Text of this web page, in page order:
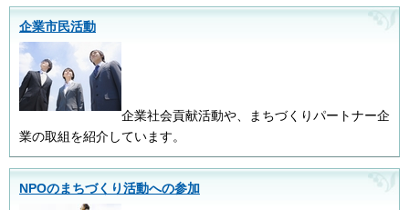
企業市民活動
企業社会貢献活動や、まちづくりパートナー企
業の取組を紹介しています。
NPOのまちづくり活動への参加